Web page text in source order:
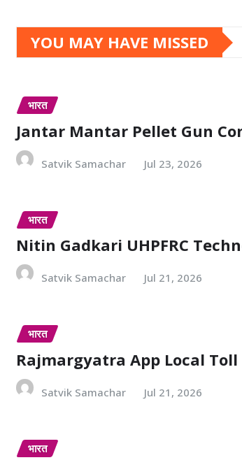
YOU MAY HAVE MISSED
भारत
Jantar Mantar Pellet Gun
Satvik Samachar Jul 23, 2026
भारत
Nitin Gadkari UHPFRC
Satvik Samachar Jul 21, 2026
भारत
Rajmargyatra App Local Toll Pass
Satvik Samachar Jul 21, 2026
भारत